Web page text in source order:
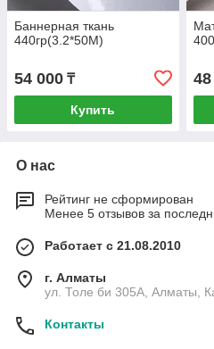
Баннерная ткань
440гр(3.2*50M)
54 000 ₸
Купить
О нас
Рейтинг не сформирован
Менее 5 отзывов за
Работает с 21.08.2010
г. Алматы
ул. Толе би 305А, Алматы,
Контакты